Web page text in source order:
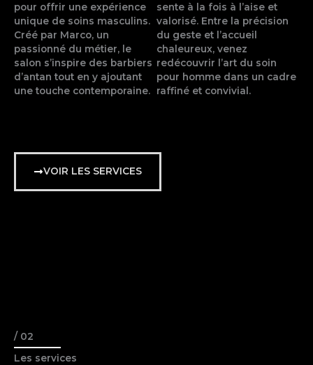
pour offrir une expérience
unique de soins masculins.
Créé par Marco, un
passionné du métier, le
salon s’inspire des barbiers
d’antan tout en y ajoutant
une touche contemporaine.
sente à la fois à l’aise et
valorisé. Entre la précision
du geste et l’accueil
chaleureux, venez
redécouvrir l’art du soin
pour homme dans un cadre
raffiné et convivial.
VOIR LES SERVICES
/ 02
Les services